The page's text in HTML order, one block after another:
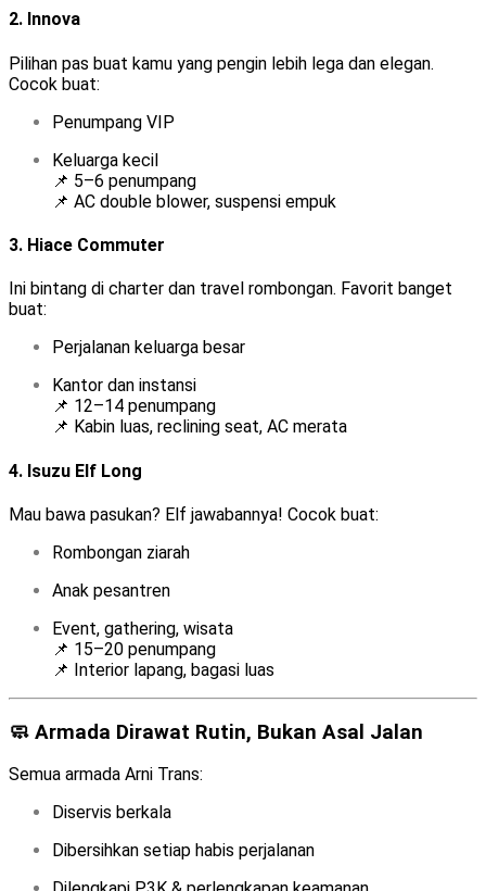
2. Innova
Pilihan pas buat kamu yang pengin lebih lega dan elegan.
Cocok buat:
Penumpang VIP
Keluarga kecil
📌 5–6 penumpang
📌 AC double blower, suspensi empuk
3. Hiace Commuter
Ini bintang di charter dan travel rombongan. Favorit banget
buat:
Perjalanan keluarga besar
Kantor dan instansi
📌 12–14 penumpang
📌 Kabin luas, reclining seat, AC merata
4. Isuzu Elf Long
Mau bawa pasukan? Elf jawabannya! Cocok buat:
Rombongan ziarah
Anak pesantren
Event, gathering, wisata
📌 15–20 penumpang
📌 Interior lapang, bagasi luas
🧼 Armada Dirawat Rutin, Bukan Asal Jalan
Semua armada Arni Trans:
Diservis berkala
Dibersihkan setiap habis perjalanan